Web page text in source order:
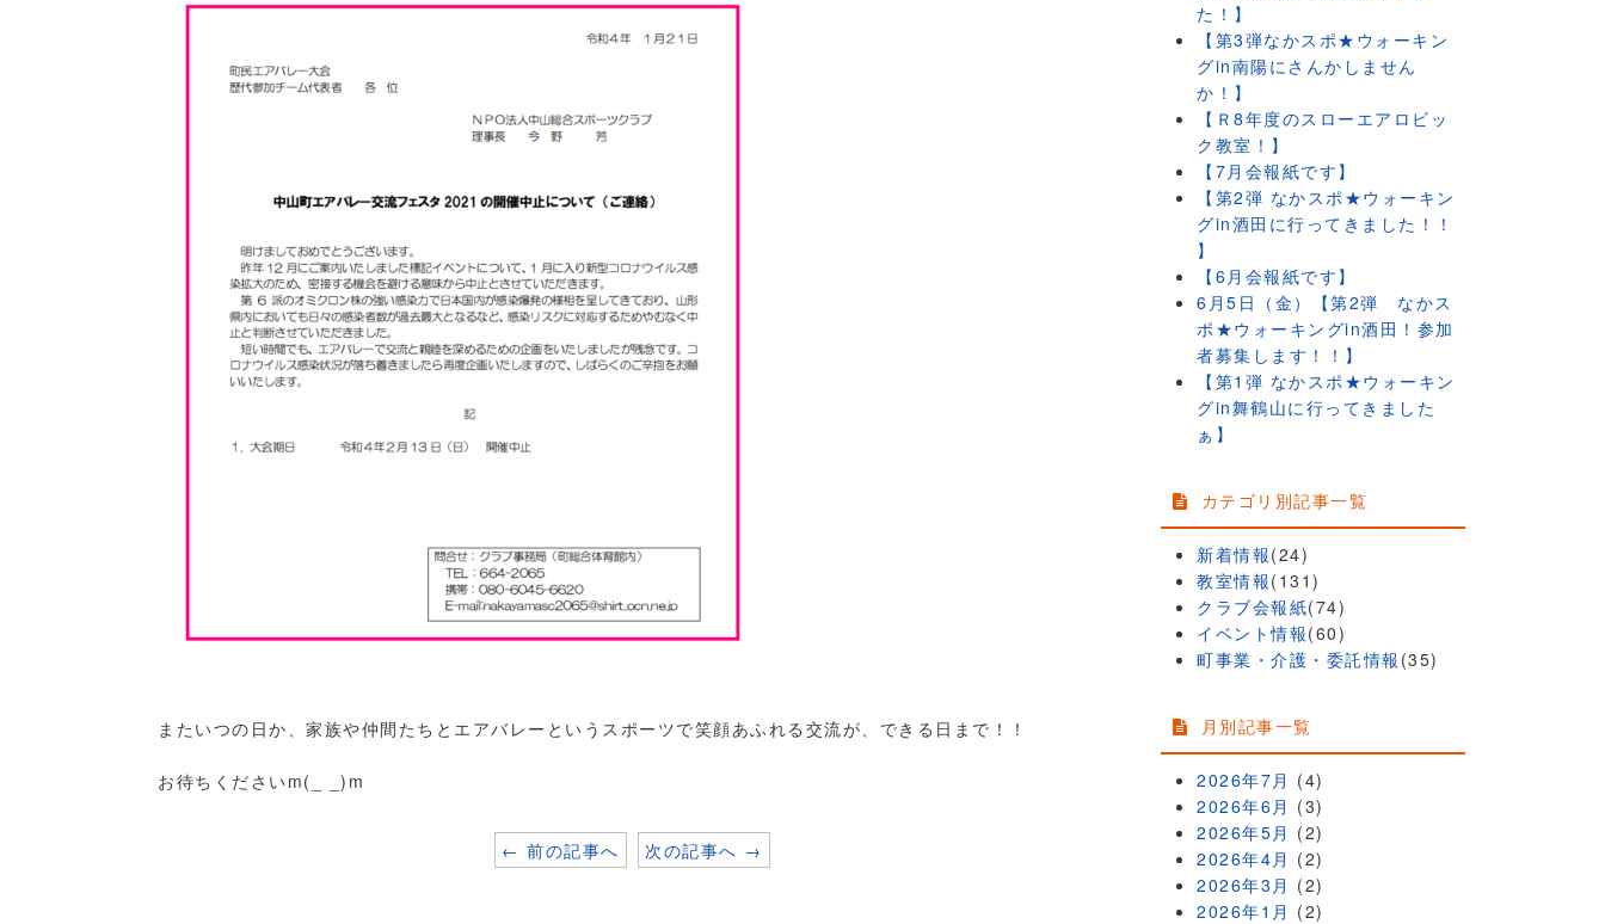
またいつの日か、家族や仲間たちとエアバレーというスポーツで笑顔あふれる交流が、できる日まで！！
お待ちくださいm(_ _)m
← 前の記事へ 次の記事へ →
た！】
【第3弾なかスポ★ウォーキン
グin南陽にさんかしません
か！】
【Ｒ8年度のスローエアロビッ
ク教室！】
【7月会報紙です】
【第2弾 なかスポ★ウォーキン
グin酒田に行ってきました！！
】
【6月会報紙です】
6月5日（金）【第2弾 なかス
ポ★ウォーキングin酒田！参加
者募集します！！】
【第1弾 なかスポ★ウォーキン
グin舞鶴山に行ってきました
ぁ】
カテゴリ別記事一覧
新着情報(24)
教室情報(131)
クラブ会報紙(74)
イベント情報(60)
町事業・介護・委託情報 (35)
月別記事一覧
2026年7月 (4)
2026年6月 (3)
2026年5月 (2)
2026年4月 (2)
2026年3月 (2)
2026年1月 (2)